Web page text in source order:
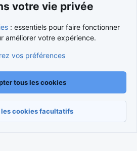
et règlement
S
S
® © 2010-2026 XenForo Ltd.
votre vie privée
: essentiels pour faire fonctionner
améliorer votre expérience.
vos préférences
tous les cookies
les cookies facultatifs